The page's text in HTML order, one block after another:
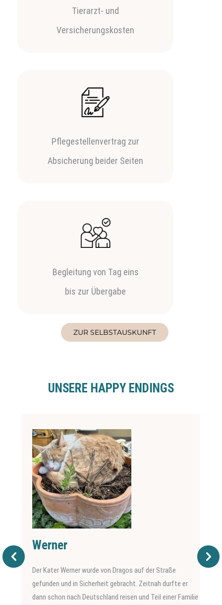
Tierarzt- und
Versicherungskosten
Pflegestellenvertrag zur
Absicherung beider Seiten
Begleitung von Tag eins
bis zur Übergabe
ZUR SELBSTAUSKUNFT
UNSERE HAPPY ENDINGS
Werner
Der Kater Werner wurde von Dragos auf der Straße
gefunden und in Sicherheit gebracht. Zeitnah durfte er
dann schon nach Deutschland reisen und Teil einer Familie